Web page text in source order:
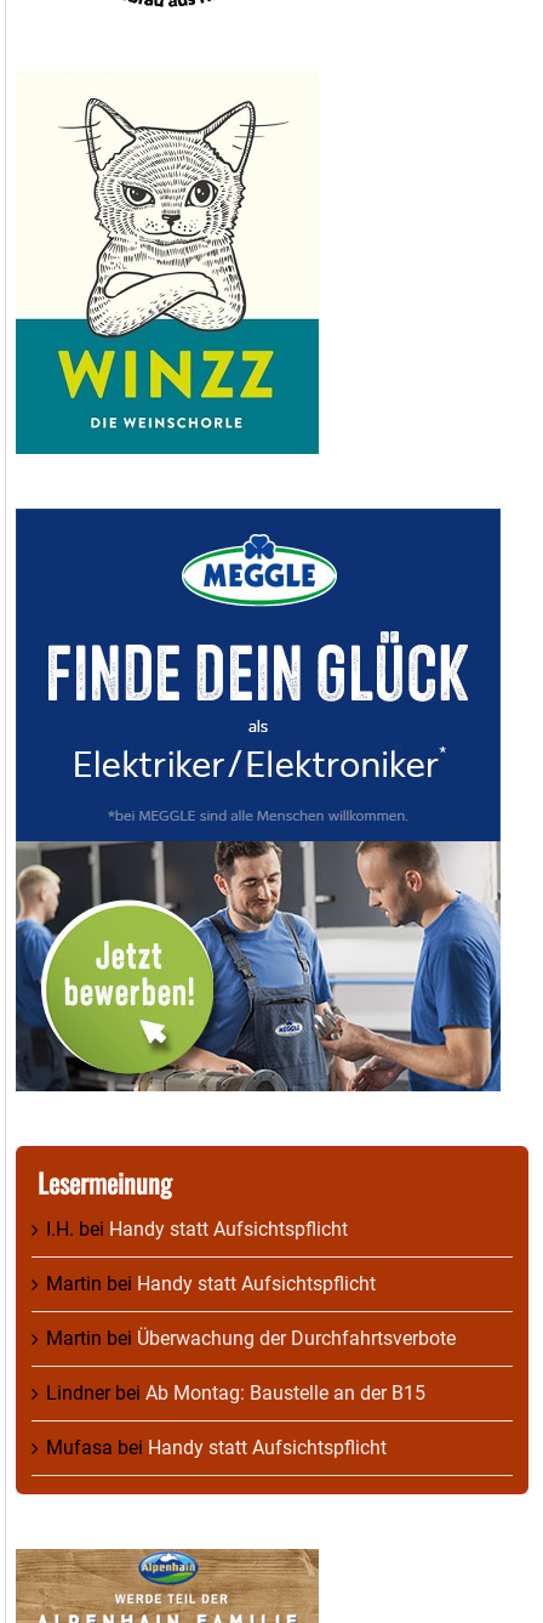
Lesermeinung
I.H. bei Handy statt Aufsichtspflicht
Martin bei Handy statt Aufsichtspflicht
Martin bei Überwachung der Durchfahrtsverbote
Lindnerbei Ab Montag: Baustelle an der B15
Mufasa bei Handy statt Aufsichtspflicht